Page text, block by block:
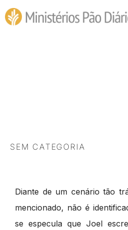
SEM CATEGORIA
Diante de um cenário tão
mencionado, não é
se especula que Joel